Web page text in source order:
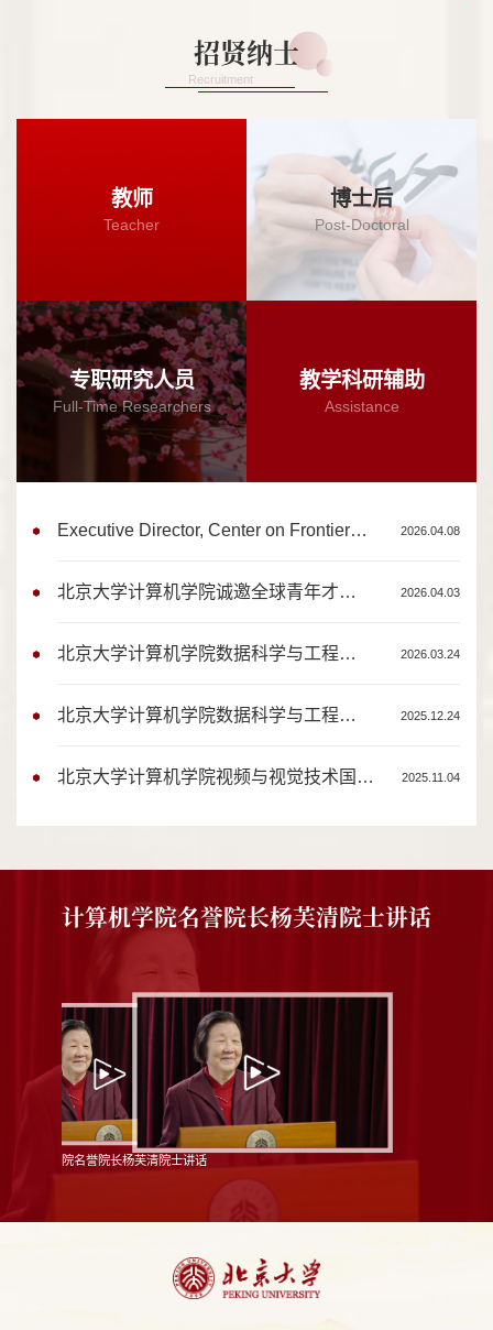
招贤纳士
Recruitment
教师
Teacher
博士后
Post-Doctoral
专职研究人员
Full-Time Researchers
教学科研辅助
Assistance
Executive Director, Center on Frontiers of Computing Stud... 2026.04.08
北京大学计算机学院诚邀全球青年才俊申报国家自然科学基金优... 2026.04.03
北京大学计算机学院数据科学与工程所特聘研究员岗位招聘启事 2026.03.24
北京大学计算机学院数据科学与工程所特聘副研究员岗位招聘启事 2025.12.24
北京大学计算机学院视频与视觉技术国家工程研究中心特聘副研... 2025.11.04
计算机学院名誉院长杨芙清院士讲话
计算机学院名誉院长杨芙清院士讲话